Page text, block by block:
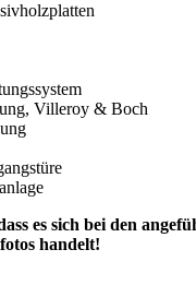
Villeroy & Boch
es sich bei den
handelt!